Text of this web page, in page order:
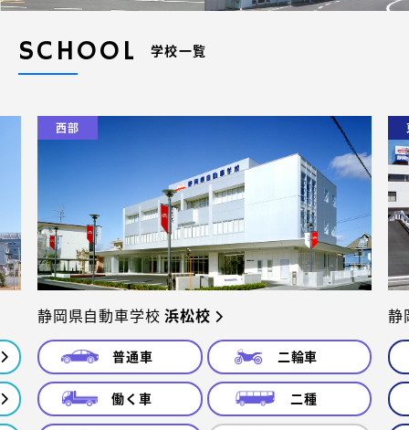
SCHOOL 学校一覧
西部
静岡県自動車学校浜松校
普通車 二輪車
働く車 二種
静